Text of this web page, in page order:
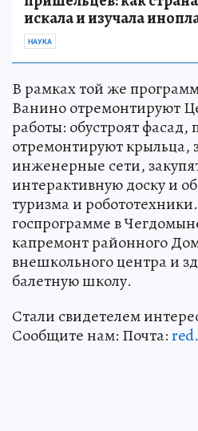
Над СССР военные
пришельцев: как
искала и изучала
В рамках той же
Ванино отремонтируют
работы: обустроят фасад,
отремонтируют крыльца,
инженерные сети,
интерактивную доску и
туризма и
госпрограмме в
капремонт районного
внешкольного центра и
балетную школу.
Стали свидетелем